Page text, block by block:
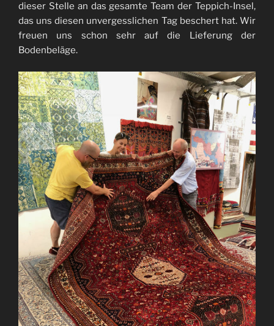
dieser Stelle an das gesamte Team der Teppich-Insel,
das uns diesen unvergesslichen Tag beschert hat. Wir
freuen uns schon sehr auf die Lieferung der
Bodenbeläge.